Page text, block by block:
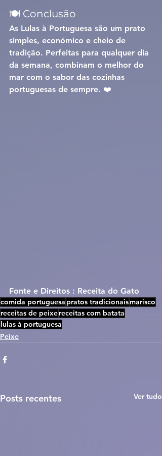
🍽️ Conclusão
As Lulas à Portuguesa são um prato
simples, económico e cheio de
tradição. Perfeitas para qualquer dia
da semana, combinam o melhor do
mar com o sabor das cozinhas
portuguesas de sempre. ❤️
Fonte e Direitos : Receita do Gato
comida portuguesa pratos tradicionaismarisco
receitas de peixereceitas com batata
lulas à portuguesa
Peixe
Posts recentes Ver tudo